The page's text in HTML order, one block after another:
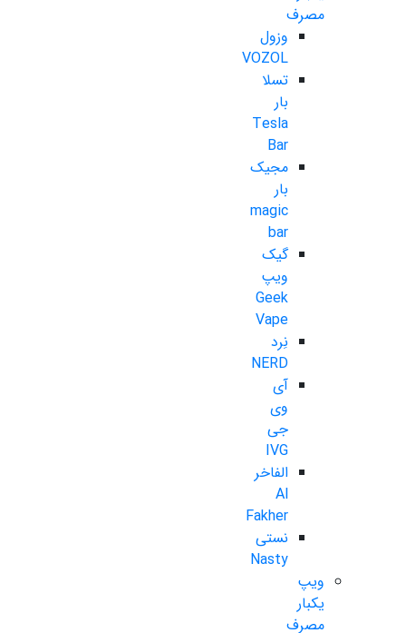
مصرف
وزول
VOZOL
تسلا
بار
Tesla
Bar
مجیک
بار
magic
bar
گیک
ویپ
Geek
Vape
نِرد
NERD
آی
وی
جی
IVG
الفاخر
Al
Fakher
نستی
Nasty
ویپ
یکبار
مصرف